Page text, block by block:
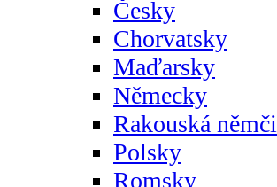
Česky
Chorvatsky
Maďarsky
Německy
Rakouská
Polsky
Romsky